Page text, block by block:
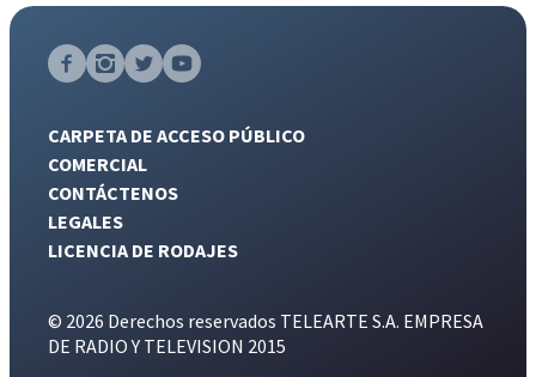
CARPETA DE ACCESO PÚBLICO
COMERCIAL
CONTÁCTENOS
LEGALES
LICENCIA DE RODAJES
© 2026 Derechos reservados TELEARTE S.A. EMPRESA
DE RADIO Y TELEVISION 2015